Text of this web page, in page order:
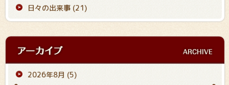
日々の出来事 (21)
2026年8月 (5)